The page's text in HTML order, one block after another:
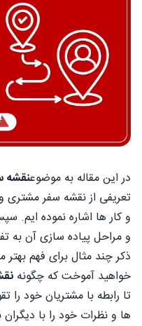
در این مقاله به موضوعنقشه
تعریفی از نقشه سفر
و کار ها اشاره نموده ایم.
و مراحل پیاده سازی آن به
ذکر چند مثال برای فهم بهتر
خواهید آموخت که چگونه
تا رابطه با مشتریان خود را
ها و نظرات خود را با